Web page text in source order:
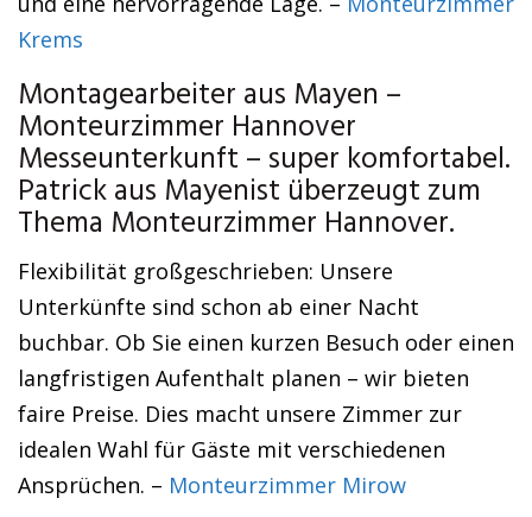
Krems
Montagearbeiter aus Mayen –
Monteurzimmer Hannover
Messeunterkunft – super komfortabel.
Patrick aus Mayenist überzeugt zum
Thema Monteurzimmer Hannover.
Flexibilität großgeschrieben: Unsere
Unterkünfte sind schon ab einer Nacht
buchbar. Ob Sie einen kurzen Besuch oder einen
langfristigen Aufenthalt planen – wir bieten
faire Preise. Dies macht unsere Zimmer zur
idealen Wahl für Gäste mit verschiedenen
Ansprüchen. – Monteurzimmer Mirow